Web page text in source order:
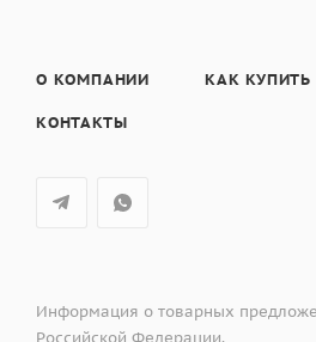
О КОМПАНИИ КАК КУПИТЬ
КОНТАКТЫ
Информация о товарных